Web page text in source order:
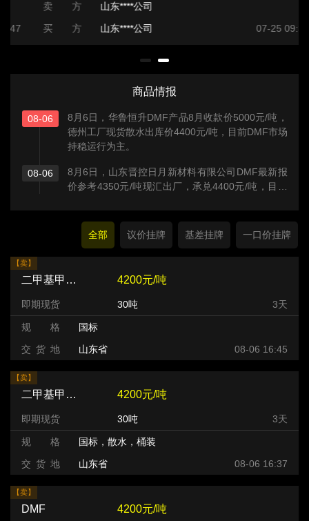
卖 方
山东****公司
买 方
山东****公司 07-25 09:39
商品情报
08-06
8月6日，华鲁恒升DMF产品8月收款价5000元/吨，
德州工厂现货散水出库价4400元/吨，目前DMF市场
持稳运行为主。
08-06
8月6日，山东晋控日月新材料有限公司DMF最新报
价参考4350元/吨现汇出厂，承兑4400元/吨，目前
全部 议价挂牌 基差挂牌 一口价挂牌
【卖】
二甲基甲酰胺（DMF） 4200元/吨
即期现货 30吨 3天
规 格
国标
交 货 地
山东省 08-06 16:45
【卖】
二甲基甲酰胺（DMF） 4200元/吨
即期现货 30吨 3天
规 格
国标，散水，桶装
交 货 地
山东省 08-06 16:37
【卖】
DMF 4200元/吨